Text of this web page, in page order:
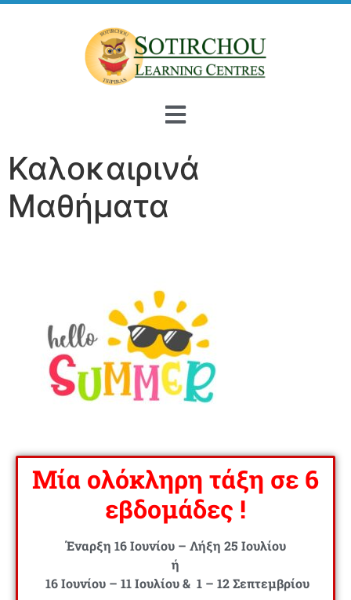
Καλοκαιρινά
Μαθήματα
Μία ολόκληρη τάξη σε 6
εβδομάδες !
Έναρξη 16 Ιουνίου – Λήξη 25 Ιουλίου
ή
16 Ιουνίου – 11 Ιουλίου & 1 – 12 Σεπτεμβρίου